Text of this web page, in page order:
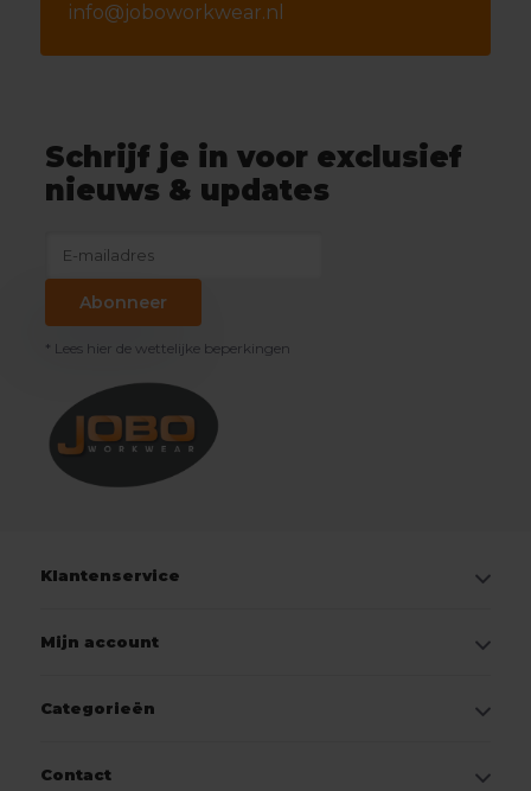
info@joboworkwear.nl
Schrijf je in voor exclusief
nieuws & updates
Abonneer
* Lees hier de wettelijke beperkingen
Klantenservice
Mijn account
Categorieën
Contact